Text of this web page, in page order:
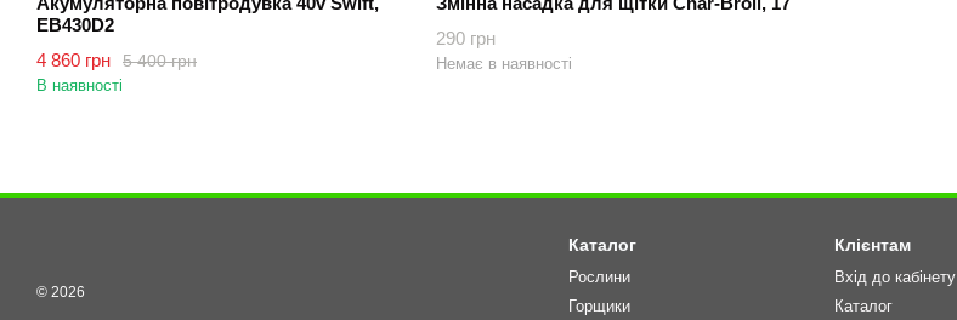
EB430D2
5 400 грн
4 860 грн
В наявності
290 грн
Немає в наявності
© 2026
Каталог
Рослини
Горщики
Клієнтам
Вхід до кабінету
Каталог